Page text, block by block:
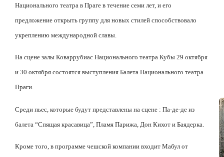
Национального театра в Праге в течение семи лет, и его
предложение открыть группу для новых стилей способствовало
укреплению международной славы.
На сцене залы Коваррубиас Национального театра Кубы 29 октября
и 30 октября состоятся выступления Балета Национального театра
Праги.
Среди пьес, которые будут представлены на сцене : Па-де-де из
балета “Спящая красавица”, Пламя Парижа, Дон Кихот и Баядерка.
Кроме того, в программе чешской компании входит Мабул от